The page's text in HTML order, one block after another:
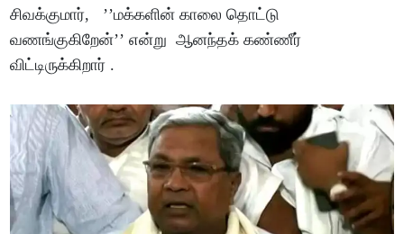
சிவக்குமார், ’’மக்களின் காலை தொட்டு
வணங்குகிறேன்’’ என்று ஆனந்தக் கண்ணீர்
விட்டிருக்கிறார் .